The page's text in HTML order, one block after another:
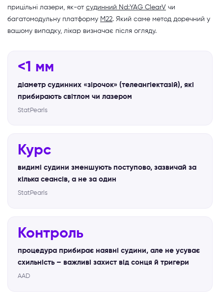
прицільні лазери, як-от судинний Nd:YAG ClearV чи
багатомодульну платформу M22. Який саме метод доречний у
вашому випадку, лікар визначає після огляду.
<1 мм
діаметр судинних «зірочок» (телеангіектазій), які
прибирають світлом чи лазером
StatPearls
Курс
видимі судини зменшують поступово, зазвичай за
кілька сеансів, а не за один
StatPearls
Контроль
процедура прибирає наявні судини, але не усуває
схильність – важливі захист від сонця й тригери
AAD